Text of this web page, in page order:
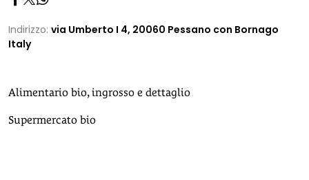
Indirizzo: via Umberto I 4, 20060 Pessano con Bornago
Italy
Alimentario bio, ingrosso e dettaglio
Supermercato bio